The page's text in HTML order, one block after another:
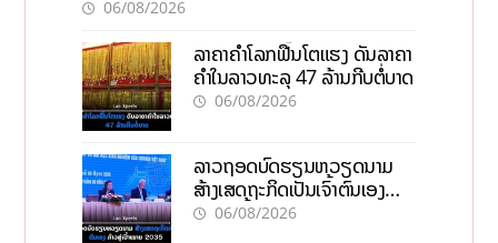
06/08/2026
ລາຄາຄຳໂລກຟື້ນໂຕແຮງ ດັນລາຄາ
ຄຳໃນລາວທະລຸ 47 ລ້ານກີບຕໍ່ບາດ
06/08/2026
ລາວຖອດບົດຮຽນຫວຽດນາມ
ສ້າງເສດຖະກິດເປັນເຈົ້າຕົນເອງ
ກ້າວສູ່ເປົ້າໝາຍ 2035
06/08/2026